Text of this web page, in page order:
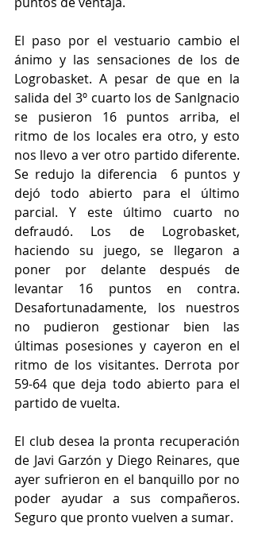
El paso por el vestuario cambio el
ánimo y las sensaciones de los de
Logrobasket. A pesar de que en la
salida del 3º cuarto los de SanIgnacio
se pusieron 16 puntos arriba, el
ritmo de los locales era otro, y esto
nos llevo a ver otro partido diferente.
Se redujo la diferencia  6 puntos y
dejó todo abierto para el último
parcial. Y este último cuarto no
defraudó. Los de Logrobasket,
haciendo su juego, se llegaron a
poner por delante después de
levantar 16 puntos en contra.
Desafortunadamente, los nuestros
no pudieron gestionar bien las
últimas posesiones y cayeron en el
ritmo de los visitantes. Derrota por
59-64 que deja todo abierto para el
partido de vuelta.
El club desea la pronta recuperación
de Javi Garzón y Diego Reinares, que
ayer sufrieron en el banquillo por no
poder ayudar a sus compañeros.
Seguro que pronto vuelven a sumar.